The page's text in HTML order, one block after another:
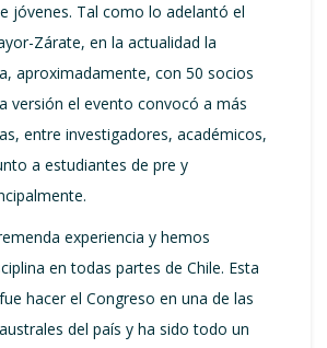
jóvenes. Tal como lo adelantó el
Zárate, en la actualidad la
aproximadamente, con 50 socios
versión el evento convocó a más
entre investigadores, académicos,
a estudiantes de pre y
experiencia y hemos
en todas partes de Chile. Esta
hacer el Congreso en una de las
del país y ha sido todo un